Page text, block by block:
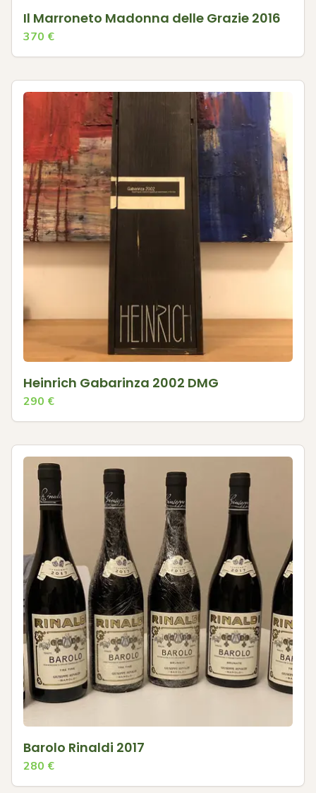
Il Marroneto Madonna delle Grazie 2016
370 €
Heinrich Gabarinza 2002 DMG
290 €
Barolo Rinaldi 2017
280 €